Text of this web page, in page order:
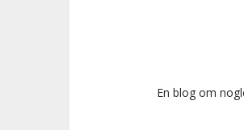
En blog om